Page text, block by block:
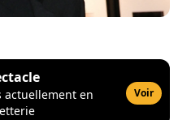
actuellement en
Voir